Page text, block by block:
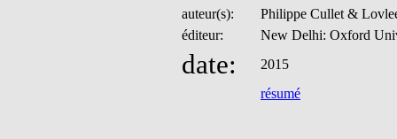
auteur(s):
Philippe Cullet &
éditeur:
New Delhi: Oxford
date:
2015
résumé